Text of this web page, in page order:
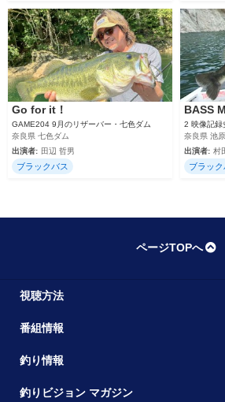
Go for it！
GAME204 9月のリザーバー・七色ダム
奈良県 七色ダム
出演者: 田辺 哲男
ブラックバス
BASS
2 映像記録
奈良県 池
出演者: 村
ブラック
ページTOPへ
視聴方法
番組情報
釣り情報
釣りビジョン マガジン